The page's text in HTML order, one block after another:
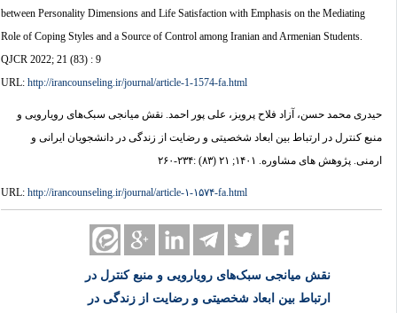
between Personality Dimensions and Life Satisfaction with Emphasis on the Mediating
Role of Coping Styles and a Source of Control among Iranian and Armenian Students.
QJCR 2022; 21 (83) : 9
URL:http://irancounseling.ir/journal/article-1-1574-fa.html
حیدری محمد حسن، آزاد فلاح پرویز، علی پور احمد. نقش میانجی سبک‌های رویارویی و
منبع کنترل در ارتباط بین ابعاد شخصیتی و رضایت از زندگی در دانشجویان ایرانی و
ارمنی. پژوهش های مشاوره. ۱۴۰۱; ۲۱ (۸۳) :۲۳۴-۲۶۰
URL:http://irancounseling.ir/journal/article-۱-۱۵۷۴-fa.html
نقش میانجی سبک‌های رویارویی و منبع کنترل در
ارتباط بین ابعاد شخصیتی و رضایت از زندگی در